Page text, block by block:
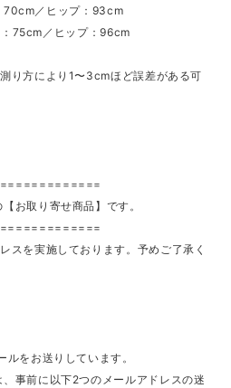
70cm／ヒップ：93cm
75cm／ヒップ：96cm
り方により1〜3cmほど誤差がある可
お取り寄せ商品】です。
スを実施しております。予めご了承く
をお送りしています。
事前に以下2つのメールアドレスの迷